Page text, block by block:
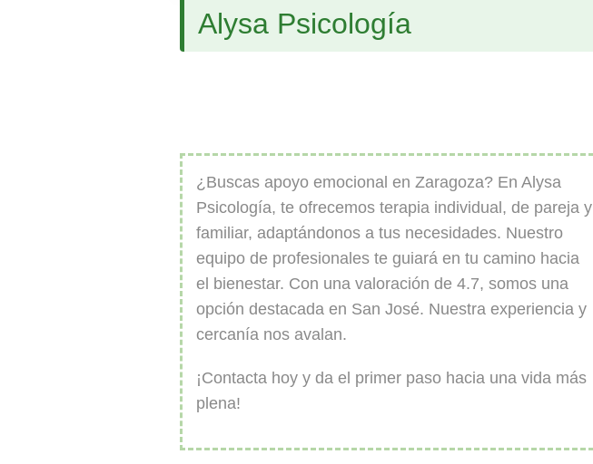
Alysa Psicología
¿Buscas apoyo emocional en Zaragoza? En Alysa
Psicología, te ofrecemos terapia individual, de pareja y
familiar, adaptándonos a tus necesidades. Nuestro
equipo de profesionales te guiará en tu camino hacia
el bienestar. Con una valoración de 4.7, somos una
opción destacada en San José. Nuestra experiencia y
cercanía nos avalan.
¡Contacta hoy y da el primer paso hacia una vida más
plena!